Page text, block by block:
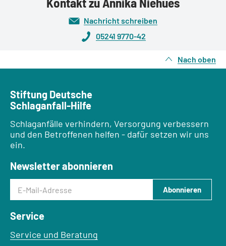
Nachricht schreiben
05241 9770-42
Nach oben
Stiftung Deutsche
Schlaganfall-Hilfe
Schlaganfälle verhindern, Versorgung verbessern
und den Betroffenen helfen - dafür setzen wir uns
ein.
Newsletter abonnieren
Abonnieren
Service
Service und Beratung